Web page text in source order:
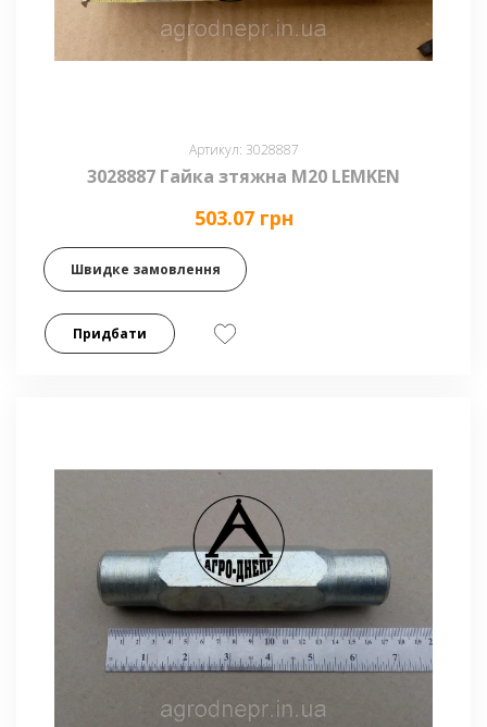
Артикул: 3028887
3028887 Гайка зтяжна М20 LEMKEN
503.07 грн
Швидке замовлення
Придбати